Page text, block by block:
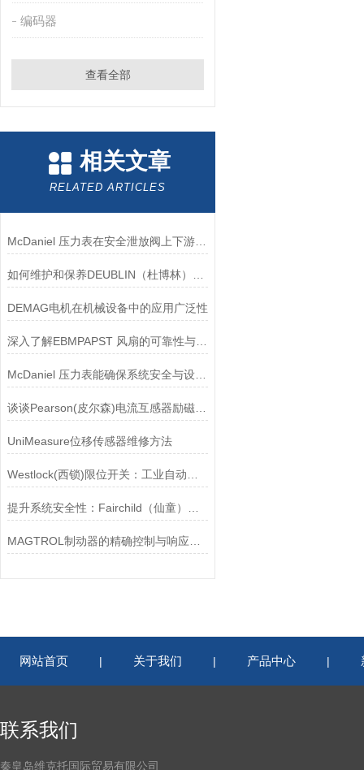
编码器
查看全部
相关文章
RELATED ARTICLES
McDaniel 压力表在安全泄放阀上下游压力监测中的应用
DEMAG电机在机械设备中的应用广泛性
深入了解EBMPAPST 风扇的可靠性与耐用性
McDaniel 压力表能确保系统安全与设备寿命延长
谈谈Pearson(皮尔森)电流互感器励磁特性试验的目的
UniMeasure位移传感器维修方法
网站首页 | 关于我们 | 产品中心 |
联系我们
秦皇岛维克托国际贸易有限公司